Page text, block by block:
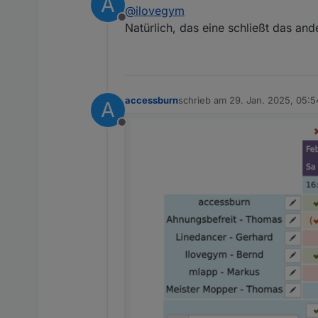
wir so
Kann doch
Motto -
Offline
@ilovegym
Natürlich, das eine schließt das
A
Offline
accessburnschrieb am 29. Jan. 2025,
zuletzt editiert von